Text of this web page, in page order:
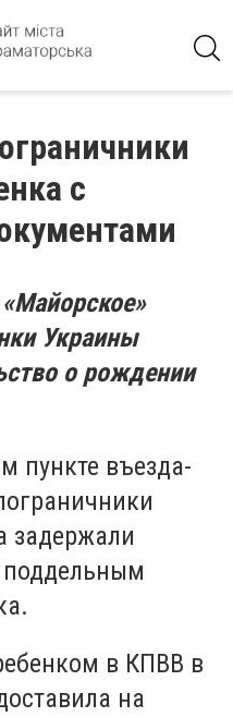
с
Украины
о рождении
пункте въезда-
задержали
в КПВВ в
на